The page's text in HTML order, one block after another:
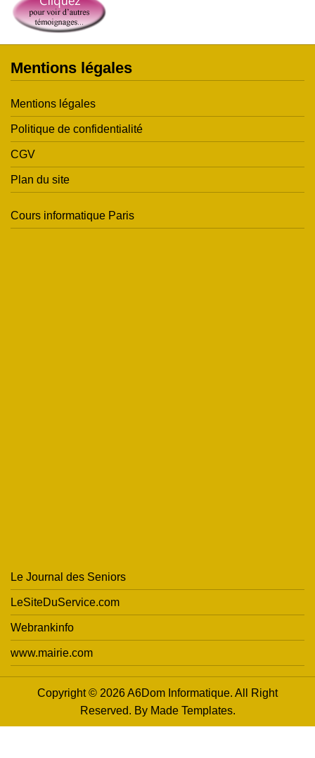
Mentions légales
Mentions légales
Politique de confidentialité
CGV
Plan du site
Cours informatique Paris
Le Journal des Seniors
LeSiteDuService.com
Webrankinfo
www.mairie.com
Copyright © 2026 A6Dom Informatique. All Right
Reserved. By Made Templates.